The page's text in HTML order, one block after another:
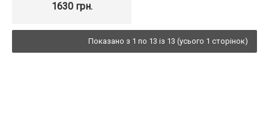
1630 грн.
Показано з 1 по 13 із 13 (усього 1 сторінок)